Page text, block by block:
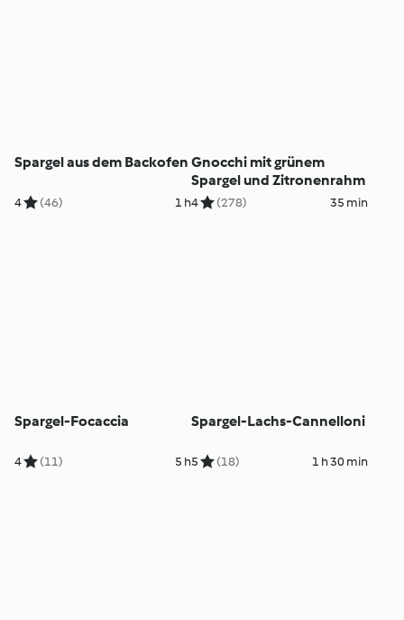
Spargel aus dem Backofen
4 (46) 1 h
Gnocchi mit grünem
Spargel und Zitronenrahm
4 (278) 35 min
Spargel-Focaccia
4 (11) 5 h
Spargel-Lachs-Cannelloni
5 (18) 1 h 30 min